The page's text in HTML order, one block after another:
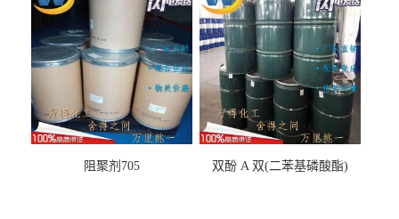
阻聚剂705 双酚 A 双(二苯基磷酸酯)